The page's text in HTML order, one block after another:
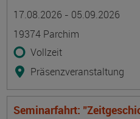
17.08.2026 - 05.09.2026
19374 Parchim
Vollzeit
Präsenzveranstaltung
Seminarfahrt: